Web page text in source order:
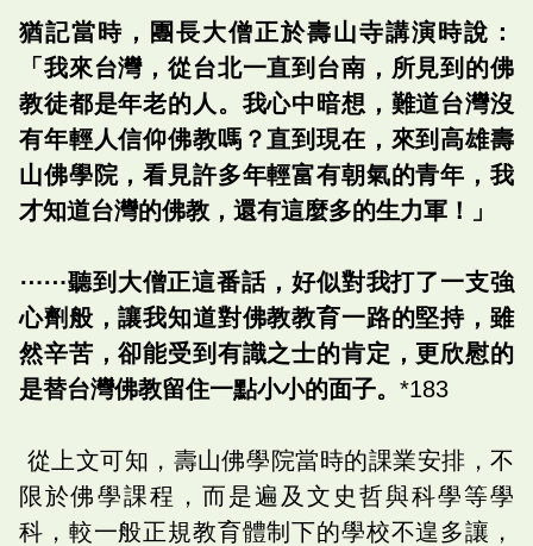
猶記當時，團長大僧正於壽山寺講演時說：
「我來台灣，從台北一直到台南，所見到的佛
教徒都是年老的人。我心中暗想，難道台灣沒
有年輕人信仰佛教嗎？直到現在，來到高雄壽
山佛學院，看見許多年輕富有朝氣的青年，我
才知道台灣的佛教，還有這麼多的生力軍！」
⋯⋯聽到大僧正這番話，好似對我打了一支強
心劑般，讓我知道對佛教教育一路的堅持，雖
然辛苦，卻能受到有識之士的肯定，更欣慰的
是替台灣佛教留住一點小小的面子。 *183
從上文可知，壽山佛學院當時的課業安排，不
限於佛學課程，而是遍及文史哲與科學等學
科，較一般正規教育體制下的學校不遑多讓，